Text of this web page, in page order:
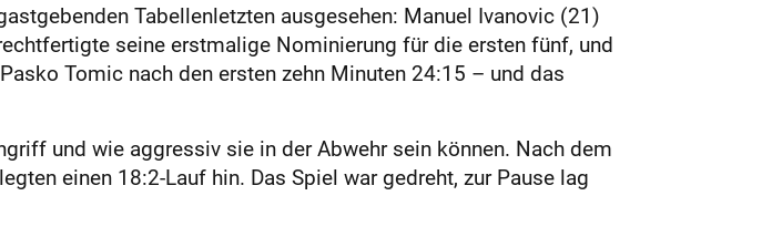
Tabellenletzten ausgesehen: Manuel Ivanovic (21)
seine erstmalige Nominierung für die ersten fünf, und
Tomic nach den ersten zehn Minuten 24:15 – und das
und wie aggressiv sie in der Abwehr sein können. Nach dem
einen 18:2-Lauf hin. Das Spiel war gedreht, zur Pause lag